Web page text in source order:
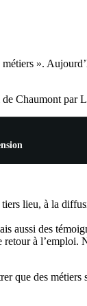
».
Chaumont par
lieu, à la
aussi des
à
que des